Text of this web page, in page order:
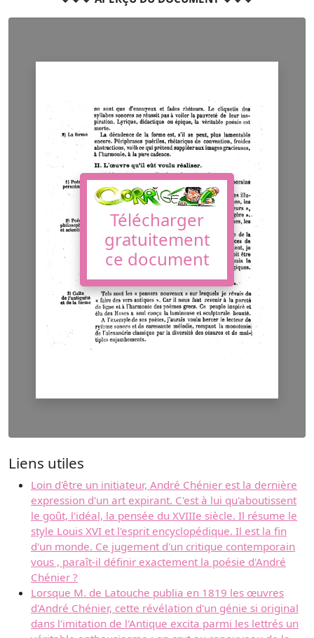
Télécharger
gratuitement
ce document
Liens utiles
Loin d'être un initiateur, André Chénier est la dernière
expression d'un art expirant. C'est à lui qu'aboutissent
le goût, l'idéal, la pensée du XVIIIe siècle. Il résume le
style Louis XVI et l'esprit encyclopédique. Il est la fin
d'un monde. Ce jugement d'un critique contemporain
vous , paraît-il définir exactement la poésie d'André
Chénier ?
Lorsque M. de Latouche publia en 1819 les œuvres
d'André Chénier, cette révélation d'un génie si original
dans l'imitation de l'Antique excita parmi les lettrés un